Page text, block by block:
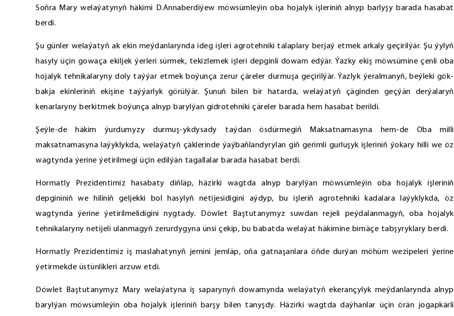
Soňra Mary welaýatynyň häkimi D.Annaberdiýew möwsümleýin oba hojalyk işleriniň alnyp barlyşy barada hasabat
berdi.
Şu günler welaýatyň ak ekin meýdanlarynda ideg işleri agrotehniki talaplary berjaý etmek arkaly geçirilýär. Şu ýylyň
hasyly üçin gowaça ekiljek ýerleri sürmek, tekizlemek işleri depginli dowam edýär. Ýazky ekiş möwsümine çenli oba
hojalyk tehnikalaryny doly taýýar etmek boýunça zerur çäreler durmuşa geçirilýär. Ýazlyk ýeralmanyň, beýleki gök-
bakja ekinleriniň ekişine taýýarlyk görülýär. Şunuň bilen bir hatarda, welaýatyň çäginden geçýän derýalaryň
kenarlaryny berkitmek boýunça alnyp barylýan gidrotehniki çäreler barada hem hasabat berildi.
Şeýle-de häkim ýurdumyzy durmuş-ykdysady taýdan ösdürmegiň Maksatnamasyna hem-de Oba milli
maksatnamasyna laýyklykda, welaýatyň çäklerinde ýaýbaňlandyrylan giň gerimli gurluşyk işleriniň ýokary hilli we öz
wagtynda ýerine ýetirilmegi üçin edilýän tagallalar barada hasabat berdi.
Hormatly Prezidentimiz hasabaty diňläp, häzirki wagtda alnyp barylýan möwsümleýin oba hojalyk işleriniň
depgininiň we hiliniň geljekki bol hasylyň netijesidigini aýdyp, bu işleriň agrotehniki kadalara laýyklykda, öz
wagtynda ýerine ýetirilmelidigini nygtady. Döwlet Baştutanymyz suwdan rejeli peýdalanmagyň, oba hojalyk
tehnikalaryny netijeli ulanmagyň zerurdygyna ünsi çekip, bu babatda welaýat häkimine birnäçe tabşyryklary berdi.
Hormatly Prezidentimiz iş maslahatynyň jemini jemläp, oňa gatnaşanlara öňde durýan möhüm wezipeleri ýerine
ýetirmekde üstünlikleri arzuw etdi.
Döwlet Baştutanymyz Mary welaýatyna iş saparynyň dowamynda welaýatyň ekerançylyk meýdanlarynda alnyp
barylýan möwsümleýin oba hojalyk işleriniň barşy bilen tanyşdy. Häzirki wagtda daýhanlar üçin örän jogapkärli